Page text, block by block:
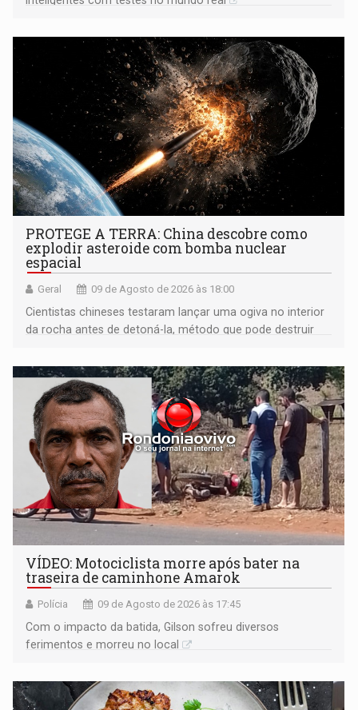
PROTEGE A TERRA: China descobre como
explodir asteroide com bomba nuclear
espacial
Geral 09 de Agosto de 2026 às 18:00
Cientistas chineses testaram lançar uma ogiva no interior
da rocha antes de detoná-la, método que pode destruir
VÍDEO: Motociclista morre após bater na
traseira de caminhone Amarok
Polícia 09 de Agosto de 2026 às 17:45
​Com o impacto da batida, Gilson sofreu diversos
ferimentos e morreu no local